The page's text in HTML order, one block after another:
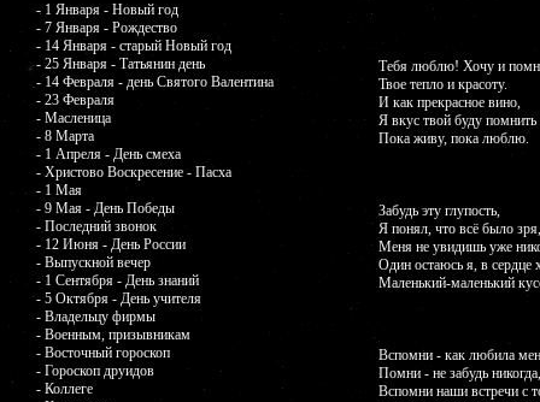
- 1 Января - Новый год
- 7 Января - Рождество
- 14 Января - старый Новый год
- 25 Января - Татьянин день
- 14 Февраля - день Святого Валентина
- 23 Февраля
- Масленица
- 8 Марта
- 1 Апреля - День смеха
- Христово Воскресение - Пасха
- 1 Мая
- 9 Мая - День Победы
- Последний звонок
- 12 Июня - День России
- Выпускной вечер
- 1 Сентября - День знаний
- 5 Октября - День учителя
- Владельцу фирмы
- Военным, призывникам
- Восточный гороскоп
- Гороскоп друидов
- Коллеге
Тебя люблю! Хочу и
Твое тепло и красоту.
И как прекрасное вино,
Я вкус твой буду помнить
Пока живу, пока люблю.
Забудь эту глупость,
Я понял, что всё было зря,
Меня не увидишь уже
Один остаюсь я, в сердце
Маленький-маленький
Вспомни - как любила
Помни - не забудь никогда,
Вспомни наши встречи с